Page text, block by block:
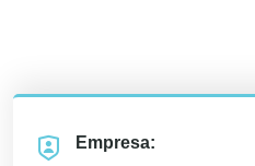
Empresa: